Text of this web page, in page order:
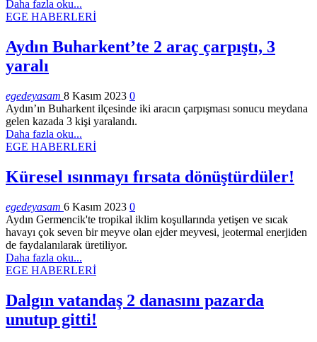
Daha fazla oku...
EGE HABERLERİ
Aydın Buharkent’te 2 araç çarpıştı, 3
yaralı
egedeyasam 8 Kasım 2023 0
Aydın’ın Buharkent ilçesinde iki aracın çarpışması sonucu meydana
gelen kazada 3 kişi yaralandı.
Daha fazla oku...
EGE HABERLERİ
Küresel ısınmayı fırsata dönüştürdüler!
egedeyasam 6 Kasım 2023 0
Aydın Germencik'te tropikal iklim koşullarında yetişen ve sıcak
havayı çok seven bir meyve olan ejder meyvesi, jeotermal enerjiden
de faydalanılarak üretiliyor.
Daha fazla oku...
EGE HABERLERİ
Dalgın vatandaş 2 danasını pazarda
unutup gitti!